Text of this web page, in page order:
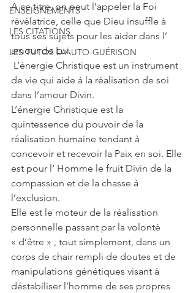
ENSEIGNEMENTS
LES CITATIONS
LES TUTOS D'AUTO-GUÉRISON
A ce titre, on peut l’appeler la Foi
révélatrice, celle que Dieu insuffle à
tous ses sujets pour les aider dans l’
amour de Lui.
L’énergie Christique est un instrument
de vie qui aide à la réalisation de soi
dans l’amour Divin.
L’énergie Christique est la
quintessence du pouvoir de la
réalisation humaine tendant à
concevoir et recevoir la Paix en soi. Elle
est pour l’ Homme le fruit Divin de la
compassion et de la chasse à
l’exclusion.
Elle est le moteur de la réalisation
personnelle passant par la volonté
« d’être » , tout simplement, dans un
corps de chair rempli de doutes et de
manipulations génétiques visant à
déstabiliser l’homme de ses propres